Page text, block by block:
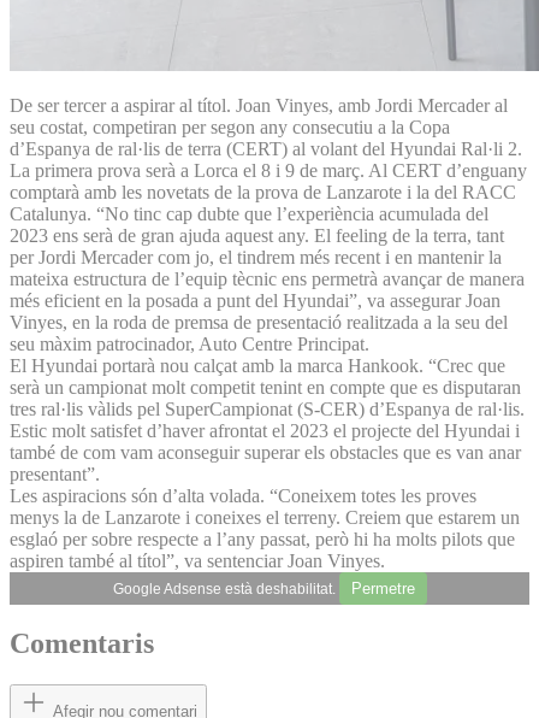
De ser tercer a aspirar al títol. Joan Vinyes, amb Jordi Mercader al
seu costat, competiran per segon any consecutiu a la Copa
d’Espanya de ral·lis de terra (CERT) al volant del Hyundai Ral·li 2.
La primera prova serà a Lorca el 8 i 9 de març. Al CERT d’enguany
comptarà amb les novetats de la prova de Lanzarote i la del RACC
Catalunya. “No tinc cap dubte que l’experiència acumulada del
2023 ens serà de gran ajuda aquest any. El feeling de la terra, tant
per Jordi Mercader com jo, el tindrem més recent i en mantenir la
mateixa estructura de l’equip tècnic ens permetrà avançar de manera
més eficient en la posada a punt del Hyundai”, va assegurar Joan
Vinyes, en la roda de premsa de presentació realitzada a la seu del
seu màxim patrocinador, Auto Centre Principat.
El Hyundai portarà nou calçat amb la marca Hankook. “Crec que
serà un campionat molt competit tenint en compte que es disputaran
tres ral·lis vàlids pel SuperCampionat (S-CER) d’Espanya de ral·lis.
Estic molt satisfet d’haver afrontat el 2023 el projecte del Hyundai i
també de com vam aconseguir superar els obstacles que es van anar
presentant”.
Les aspiracions són d’alta volada. “Coneixem totes les proves
menys la de Lanzarote i coneixes el terreny. Creiem que estarem un
esglaó per sobre respecte a l’any passat, però hi ha molts pilots que
aspiren també al títol”, va sentenciar Joan Vinyes.
Google Adsense està deshabilitat. Permetre
Comentaris
Afegir nou comentari